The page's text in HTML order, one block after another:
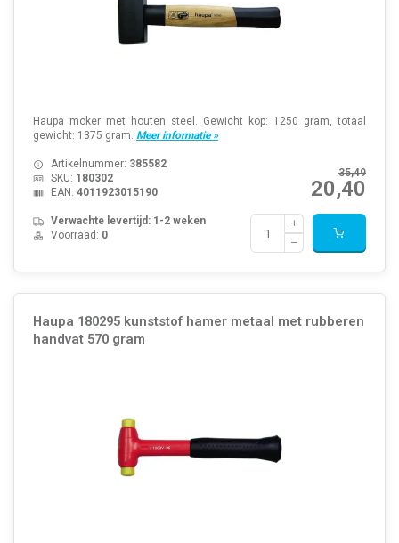
Haupa moker met houten steel. Gewicht kop: 1250 gram, totaal
gewicht: 1375 gram. Meer informatie »
35,49
20,40
Artikelnummer: 385582
SKU: 180302
EAN: 4011923015190
Verwachte levertijd: 1-2 weken
Voorraad: 0
Haupa 180295 kunststof hamer metaal met rubberen
handvat 570 gram